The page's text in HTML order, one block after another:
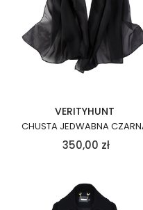
VERITYHUNT
CHUSTA JEDWABNA
350,00 zł